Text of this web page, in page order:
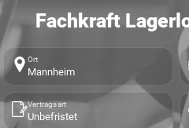
Fachkraft
Ort
Mannheim
Vertragsart
Unbefristet